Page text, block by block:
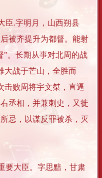
.字明月，山西朔县
被齐提升为都督。能射
"。长期从事对北周的战
大战于芒山，全胜而
击败周将宇文桀，直逼
丞相，并兼刺史，又徙
忌，以谋反罪被杀，灭
大臣。字思黯，甘肃